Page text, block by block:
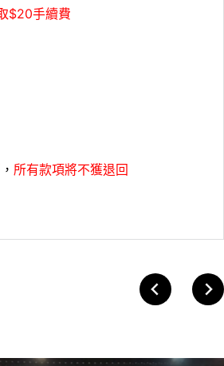
$20手續費
， 所有款項將不獲退回